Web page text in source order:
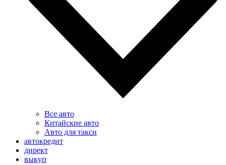
Все авто
Китайские авто
Авто для такси
автокредит
директ
выкуп